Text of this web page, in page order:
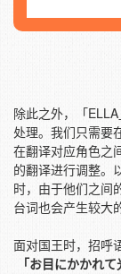
除此之外，「
处理。我们只需要
在翻译对应角色之
的翻译进行调整。
时，由于他们之间
台词也会产生较大
面对国王时，招呼
「お目にかかれて